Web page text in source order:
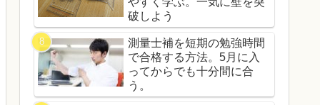
破しよう
測量士補を短期の勉強時間
で合格する方法。5月に入
ってからでも十分間に合
う。